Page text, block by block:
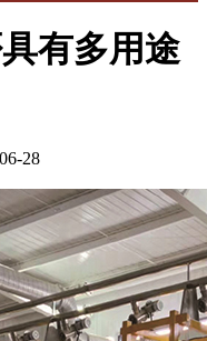
有多用途
28